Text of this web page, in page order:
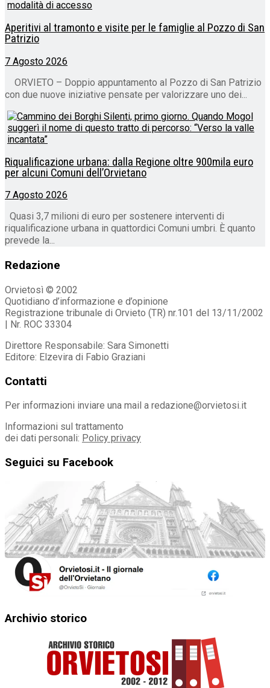
Aperitivi al tramonto e visite per le famiglie al Pozzo di San
Patrizio
7 Agosto 2026
ORVIETO – Doppio appuntamento al Pozzo di San Patrizio
con due nuove iniziative pensate per valorizzare uno dei...
Riqualificazione urbana: dalla Regione oltre 900mila euro
per alcuni Comuni dell’Orvietano
7 Agosto 2026
Quasi 3,7 milioni di euro per sostenere interventi di
riqualificazione urbana in quattordici Comuni umbri. È quanto
prevede la...
Redazione
Orvietosì © 2002
Quotidiano d’informazione e d’opinione
Registrazione tribunale di Orvieto (TR) nr.101 del 13/11/2002
| Nr. ROC 33304
Direttore Responsabile: Sara Simonetti
Editore: Elzevira di Fabio Graziani
Contatti
Per informazioni inviare una mail a redazione@orvietosi.it
Informazioni sul trattamento
dei dati personali: Policy privacy
Seguici su Facebook
Archivio storico